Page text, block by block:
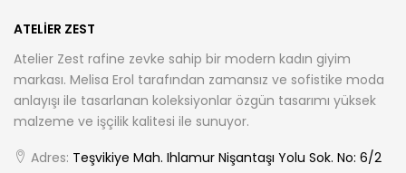
ATELIER ZEST
Atelier Zest rafine zevke sahip bir modern kadın giyim
markası. Melisa Erol tarafından zamansız ve sofistike moda
anlayışı ile tasarlanan koleksiyonlar özgün tasarımı yüksek
malzeme ve işçilik kalitesi ile sunuyor.
Adres: Teşvikiye Mah. Ihlamur Nişantaşı Yolu Sok. No: 6/2